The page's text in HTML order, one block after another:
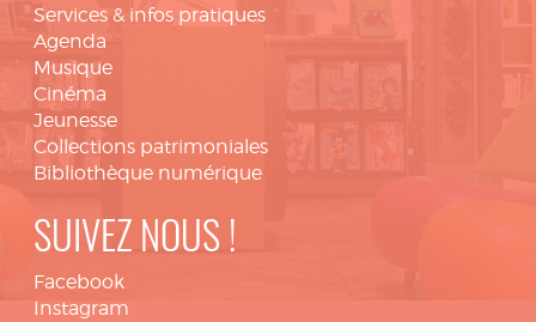
Services & infos pratiques
Agenda
Musique
Cinéma
Jeunesse
Collections patrimoniales
Bibliothèque numérique
SUIVEZ NOUS !
Facebook
Instagram